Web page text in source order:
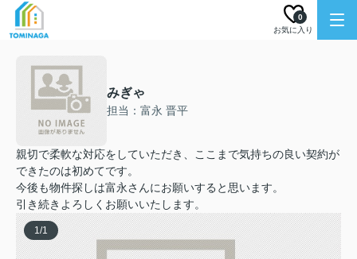
お気に入り
0
みぎゃ
担当：富永 晋平
親切で柔軟な対応をしていただき、ここまで気持ちの良い契約が
できたのは初めてです。
今後も物件探しは富永さんにお願いすると思います。
引き続きよろしくお願いいたします。
1/1